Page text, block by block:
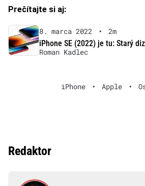
Prečítajte si aj:
8. marca 2022 •
2m
iPhone SE (2022) je tu: Starý
Roman Kadlec
iPhone • Apple •
Redaktor